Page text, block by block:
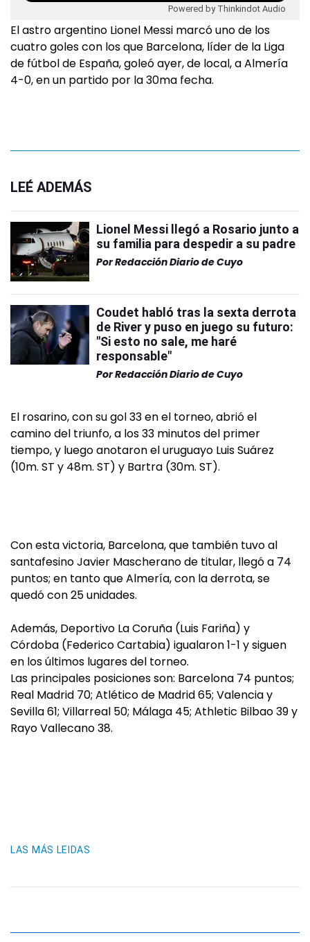
Powered by Thinkindot Audio
El astro argentino Lionel Messi marcó uno de los
cuatro goles con los que Barcelona, líder de la Liga
de fútbol de España, goleó ayer, de local, a Almería
4-0, en un partido por la 30ma fecha.
LEÉ ADEMÁS
Lionel Messi llegó a Rosario junto a
su familia para despedir a su padre
PorRedacción Diario de Cuyo
Coudet habló tras la sexta derrota
de River y puso en juego su futuro:
"Si esto no sale, me haré
responsable"
PorRedacción Diario de Cuyo
El rosarino, con su gol 33 en el torneo, abrió el
camino del triunfo, a los 33 minutos del primer
tiempo, y luego anotaron el uruguayo Luis Suárez
(10m. ST y 48m. ST) y Bartra (30m. ST).
Con esta victoria, Barcelona, que también tuvo al
santafesino Javier Mascherano de titular, llegó a 74
puntos; en tanto que Almería, con la derrota, se
quedó con 25 unidades.
Además, Deportivo La Coruña (Luis Fariña) y
Córdoba (Federico Cartabia) igualaron 1-1 y siguen
en los últimos lugares del torneo.
Las principales posiciones son: Barcelona 74 puntos;
Real Madrid 70; Atlético de Madrid 65; Valencia y
Sevilla 61; Villarreal 50; Málaga 45; Athletic Bilbao 39 y
Rayo Vallecano 38.
LAS MÁS LEIDAS